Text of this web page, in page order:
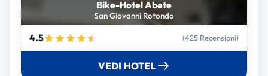
Bike-Hotel Abete
San Giovanni Rotondo
4.5 (425 Recensioni)
VEDI HOTEL